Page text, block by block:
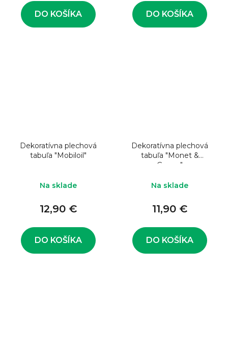
DO KOŠÍKA DO KOŠÍKA
Dekoratívna plechová
tabuľa "Mobiloil"
Na sklade
12,90 €
DO KOŠÍKA
Dekoratívna plechová
tabuľa "Monet &
Goyon"
Na sklade
11,90 €
DO KOŠÍKA